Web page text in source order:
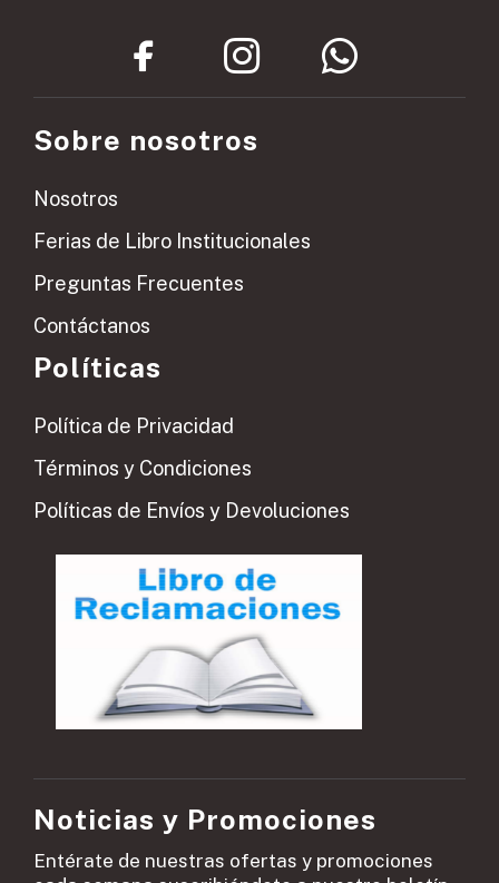
Sobre nosotros
Nosotros
Ferias de Libro Institucionales
Preguntas Frecuentes
Contáctanos
Políticas
Política de Privacidad
Términos y Condiciones
Políticas de Envíos y Devoluciones
Noticias y Promociones
Entérate de nuestras ofertas y promociones